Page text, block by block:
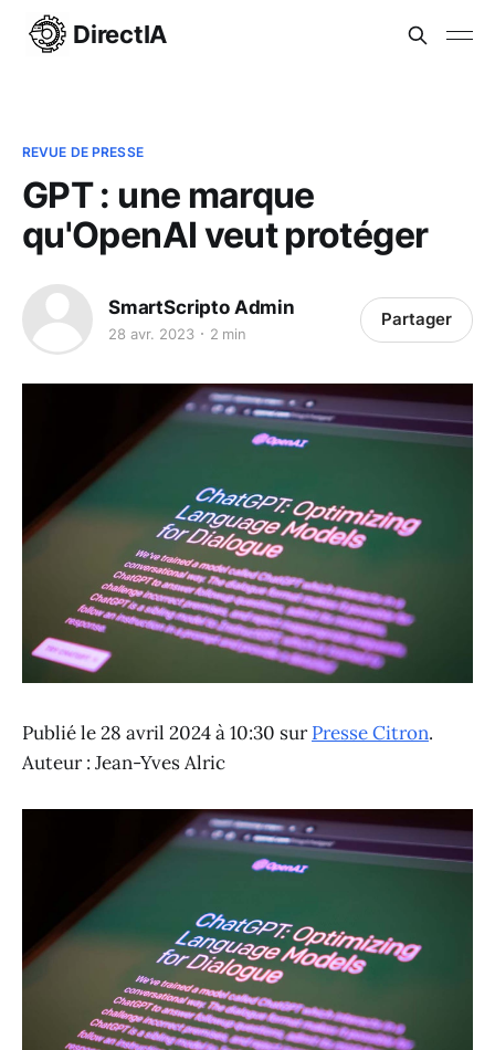
DirectIA
REVUE DE PRESSE
GPT : une marque
qu'OpenAI veut protéger
SmartScripto Admin
28 avr. 2023 2 min
Partager
Publié le 28 avril 2024 à 10:30 surPresse Citron.
Auteur : Jean-Yves Alric